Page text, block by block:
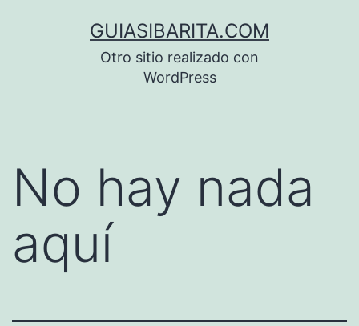
GUIASIBARITA.COM
Otro sitio realizado con
WordPress
No hay nada
aquí